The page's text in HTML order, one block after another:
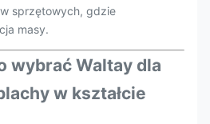
sprzętowych, gdzie
masy.
wybrać Waltay dla
w kształcie